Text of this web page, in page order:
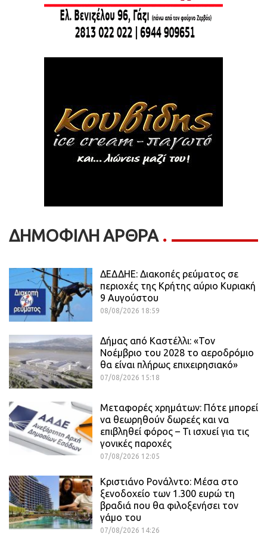
ΔΗΜΟΦΙΛΗ ΑΡΘΡΑ
ΔΕΔΔΗΕ: Διακοπές ρεύματος σε
περιοχές της Κρήτης αύριο Κυριακή
9 Αυγούστου
08/08/2026 18:59
Δήμας από Καστέλλι: «Τον
Νοέμβριο του 2028 το αεροδρόμιο
θα είναι πλήρως επιχειρησιακό»
07/08/2026 15:18
Μεταφορές χρημάτων: Πότε μπορεί
να θεωρηθούν δωρεές και να
επιβληθεί φόρος – Τι ισχυεί για τις
γονικές παροχές
07/08/2026 12:05
Κριστιάνο Ρονάλντο: Μέσα στο
ξενοδοχείο των 1.300 ευρώ τη
βραδιά που θα φιλοξενήσει τον
γάμο του
07/08/2026 14:26